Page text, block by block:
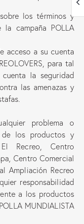
los términos y
campaña POLLA
acceso a su cuenta
para tal
la seguridad
las amenazas y
problema o
de los productos y
Recreo, Centro
Centro Comercial
Ampliación Recreo
responsabilidad
a los productos
MUNDIALISTA